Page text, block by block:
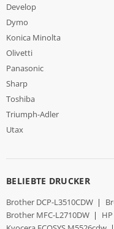
Develop
Dymo
Konica Minolta
Olivetti
Panasonic
Sharp
Toshiba
Triumph-Adler
Utax
BELIEBTE DRUCKER
Brother DCP-L3510CDW |
Brother MFC-L2710DW |